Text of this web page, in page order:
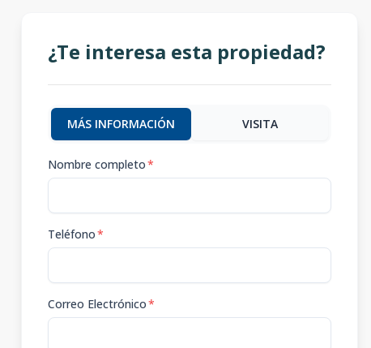
¿Te interesa esta propiedad?
MÁS INFORMACIÓN VISITA
Nombre completo*
Teléfono*
Correo Electrónico*